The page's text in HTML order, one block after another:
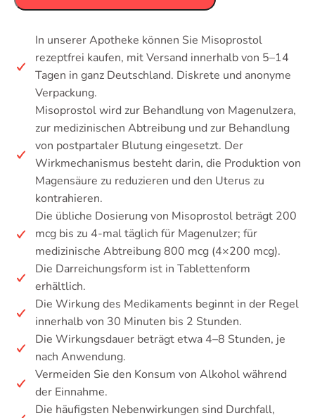
In unserer Apotheke können Sie Misoprostol
rezeptfrei kaufen, mit Versand innerhalb von 5–14
Tagen in ganz Deutschland. Diskrete und anonyme
Verpackung.
Misoprostol wird zur Behandlung von Magenulzera,
zur medizinischen Abtreibung und zur Behandlung
von postpartaler Blutung eingesetzt. Der
Wirkmechanismus besteht darin, die Produktion von
Magensäure zu reduzieren und den Uterus zu
kontrahieren.
Die übliche Dosierung von Misoprostol beträgt 200
mcg bis zu 4-mal täglich für Magenulzer; für
medizinische Abtreibung 800 mcg (4×200 mcg).
Die Darreichungsform ist in Tablettenform
erhältlich.
Die Wirkung des Medikaments beginnt in der Regel
innerhalb von 30 Minuten bis 2 Stunden.
Die Wirkungsdauer beträgt etwa 4–8 Stunden, je
nach Anwendung.
Vermeiden Sie den Konsum von Alkohol während
der Einnahme.
Die häufigsten Nebenwirkungen sind Durchfall,